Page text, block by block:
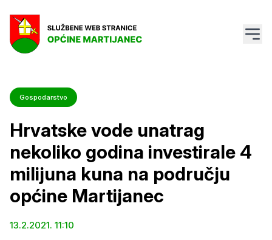
Gospodarstvo
Hrvatske vode unatrag
nekoliko godina investirale 4
milijuna kuna na području
općine Martijanec
13.2.2021. 11:10